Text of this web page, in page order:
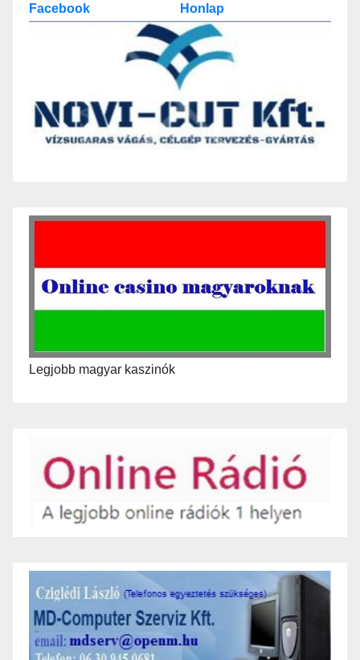
Facebook Honlap
Legjobb magyar kaszinók